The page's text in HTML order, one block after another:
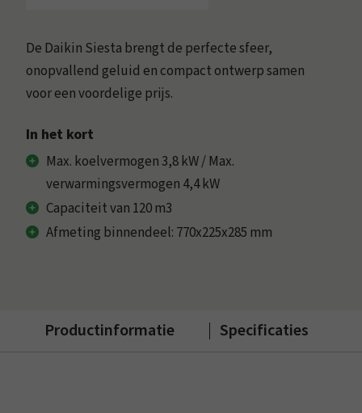
De Daikin Siesta brengt de perfecte sfeer,
onopvallend geluid en compact ontwerp samen
voor een voordelige prijs.
In het kort
Max. koelvermogen 3,8 kW / Max.
verwarmingsvermogen 4,4 kW
Capaciteit van 120 m3
Afmeting binnendeel: 770x225x285 mm
Productinformatie Specificaties